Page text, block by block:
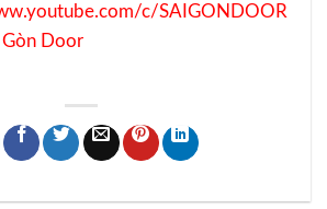
c/SAIGONDOOR
Gòn Door